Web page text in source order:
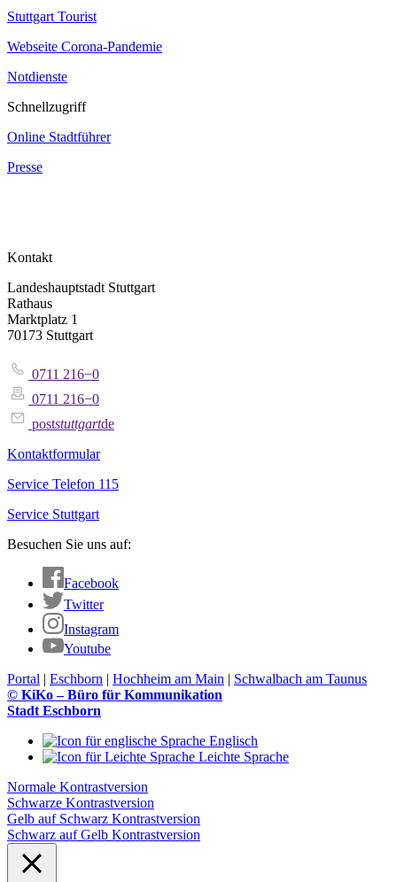
Stuttgart Tourist
Webseite Corona‐Pandemie
Notdienste
Schnellzugriff
Online Stadtführer
Presse
Kontakt
Landeshauptstadt Stuttgart
Rathaus
Marktplatz 1
70173 Stuttgart
0711 216−0
0711 216−0
poststuttgartde
Kontaktformular
Service Telefon 115
Service Stuttgart
Besuchen Sie uns auf:
Facebook
Twitter
Instagram
Youtube
Portal | Eschborn | Hochheim am Main | Schwalbach am Taunus
© KiKo – Büro für Kommunikation
Stadt Eschborn
Englisch
Leichte Sprache
Normale Kontrastversion
Schwarze Kontrastversion
Gelb auf Schwarz Kontrastversion
Schwarz auf Gelb Kontrastversion